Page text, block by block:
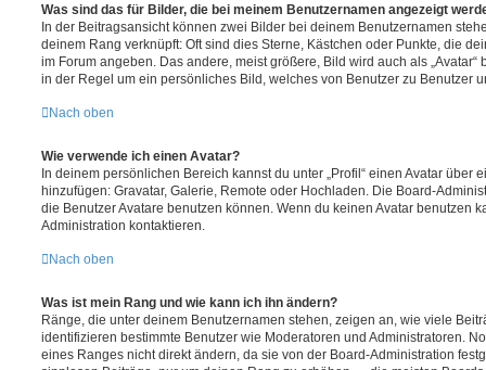
Was sind das für Bilder, die bei meinem Benutzernamen angezeigt
In der Beitragsansicht können zwei Bilder bei deinem Benutzernamen
deinem Rang verknüpft: Oft sind dies Sterne, Kästchen oder Punkte, die
im Forum angeben. Das andere, meist größere, Bild wird auch als
in der Regel um ein persönliches Bild, welches von Benutzer zu Benutzer
Nach oben
Wie verwende ich einen Avatar?
In deinem persönlichen Bereich kannst du unter „Profil“ einen Avatar über
hinzufügen: Gravatar, Galerie, Remote oder Hochladen. Die Board-
die Benutzer Avatare benutzen können. Wenn du keinen Avatar benutzen
Administration kontaktieren.
Nach oben
Was ist mein Rang und wie kann ich ihn ändern?
Ränge, die unter deinem Benutzernamen stehen, zeigen an, wie viele
identifizieren bestimmte Benutzer wie Moderatoren und Administratoren.
eines Ranges nicht direkt ändern, da sie von der Board-Administration